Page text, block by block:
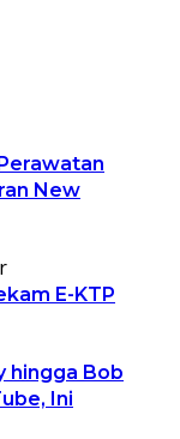
New
E-KTP
hingga Bob
Ini